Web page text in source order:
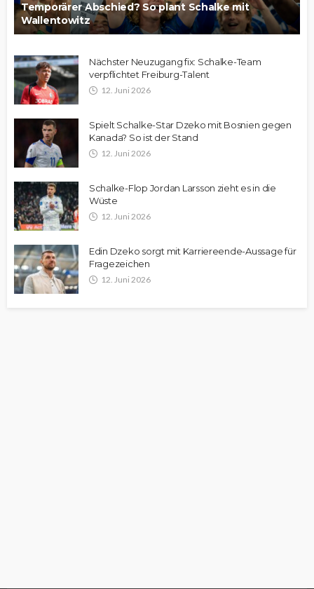
Temporärer Abschied? So plant Schalke mit
Wallentowitz
Nächster Neuzugang fix: Schalke-Team
verpflichtet Freiburg-Talent
12. Juni 2026
Spielt Schalke-Star Dzeko mit Bosnien gegen
Kanada? So ist der Stand
12. Juni 2026
Schalke-Flop Jordan Larsson zieht es in die
Wüste
12. Juni 2026
Edin Dzeko sorgt mit Karriereende-Aussage für
Fragezeichen
12. Juni 2026